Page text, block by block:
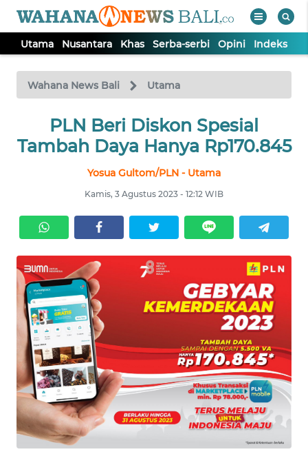
Utama Nusantara Khas Serba-serbi Opini Indeks
Wahana News Bali Utama
PLN Beri Diskon Spesial
Tambah Daya Hanya Rp170.845
Yosua Gultom/PLN - Utama
Kamis, 3 Agustus 2023 - 12:12 WIB
TV
Tutup
UTAMA
SERBA-
SERBI
OPINI
Informasi
INDEKS
BERITA
KONTAK
KAMI